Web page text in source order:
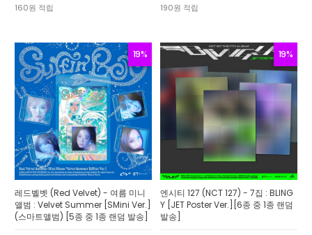
160원 적립 190원 적립
19%
레드벨벳 (Red Velvet) - 여름 미니
앨범 : Velvet Summer [SMini Ver.]
(스마트앨범) [5종 중 1종 랜덤 발송]
19%
엔시티 127 (NCT 127) - 7집 : BLING
Y [JET Poster Ver.][6종 중 1종 랜덤
발송]